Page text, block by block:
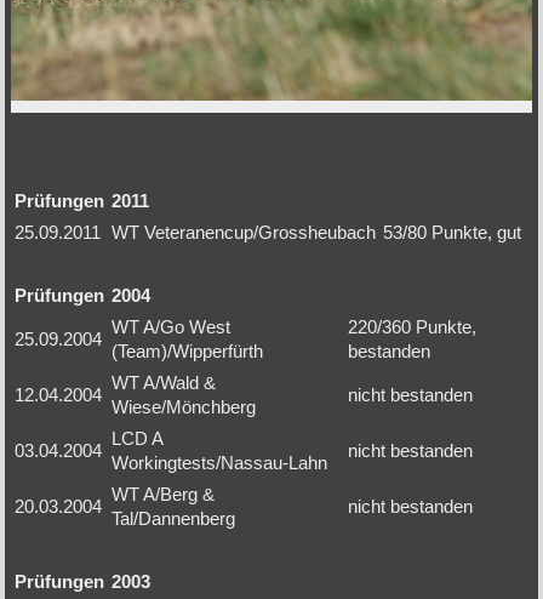
Prüfungen 2011
25.09.2011
WT Veteranencup/Grossheubach 53/80 Punkte, gut
Prüfungen 2004
25.09.2004
WT A/Go West
(Team)/Wipperfürth
220/360 Punkte,
bestanden
12.04.2004
WT A/Wald &
Wiese/Mönchberg
nicht bestanden
03.04.2004
LCD A
Workingtests/Nassau-Lahn
nicht bestanden
20.03.2004
WT A/Berg &
Tal/Dannenberg
nicht bestanden
Prüfungen 2003